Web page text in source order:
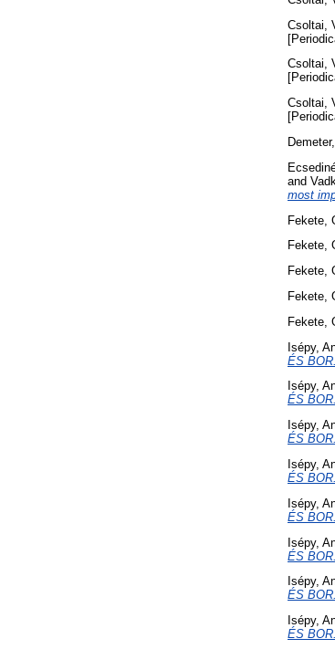
Csoltai,
Csoltai,
Csoltai,
and
most
Fekete,
Fekete,
Fekete,
Fekete,
Fekete,
Isépy,
ÉS BOR.
Isépy,
ÉS BOR.
Isépy,
ÉS BOR.
Isépy,
ÉS BOR.
Isépy,
ÉS BOR.
Isépy,
ÉS BOR.
Isépy,
ÉS BOR.
Isépy,
ÉS BOR.